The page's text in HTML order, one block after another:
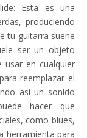
Esta es una
produciendo
tu guitarra suene
ser un objeto
usar en cualquier
reemplazar el
así un sonido
hacer que
como blues,
herramienta para